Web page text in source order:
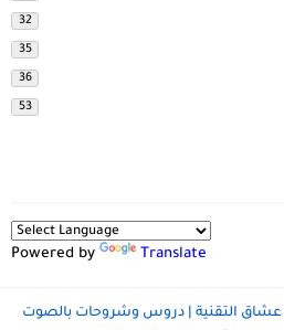
32
35
36
53
Powered by Translate
عشاق التقنية | دروس وشروحات بالصوت